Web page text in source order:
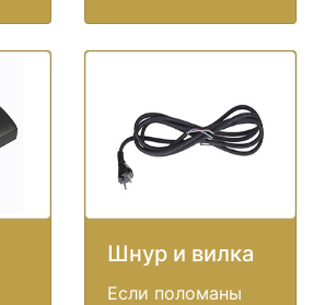
Шнур и вилка
Если поломаны